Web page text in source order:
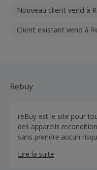
Nouveau client vend à
Client existant vend à
Rebuy
reBuy est le site pour
des appareils
sans prendre aucun
électroniques que vous
Lire la suite